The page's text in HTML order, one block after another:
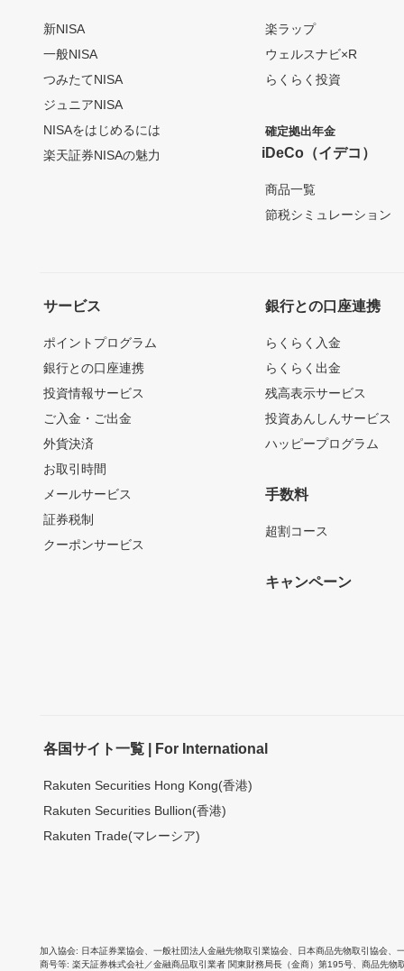
新NISA
一般NISA
つみたてNISA
ジュニアNISA
NISAをはじめるには
楽天証券NISAの魅力
楽ラップ
ウェルスナビ×R
らくらく投資
確定拠出年金
iDeCo（イデコ）
商品一覧
節税シミュレーション
サービス
ポイントプログラム
銀行との口座連携
投資情報サービス
ご入金・ご出金
外貨決済
お取引時間
メールサービス
証券税制
クーポンサービス
銀行との口座連携
らくらく入金
らくらく出金
残高表示サービス
投資あんしんサービス
ハッピープログラム
手数料
超割コース
キャンペーン
各国サイト一覧 | For International
Rakuten Securities Hong Kong(香港)
Rakuten Securities Bullion(香港)
Rakuten Trade(マレーシア)
加入協会 日本証券業協会 一般社団法人金融先物取引業協会 日本商品先物取引協会
商号等 楽天証券株式会社／金融商品取引業者 関東財務局長（金商）第195号、商品先物